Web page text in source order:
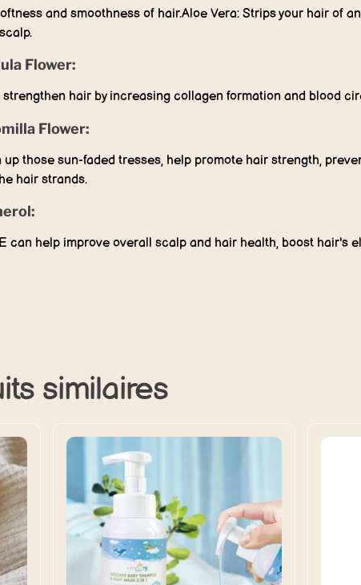
and smoothness of hair.Aloe Vera: Strips your hair of
Flower:
strengthen hair by increasing collagen formation and blood
Flower:
up those sun-faded tresses, help promote hair strength,
hair strands.
can help improve overall scalp and hair health, boost hair's
similaires